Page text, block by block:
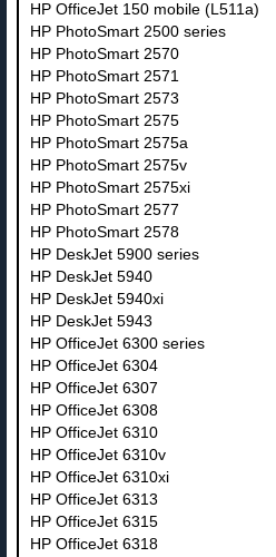
HP OfficeJet 150 mobile (L511a)
HP PhotoSmart 2500 series
HP PhotoSmart 2570
HP PhotoSmart 2571
HP PhotoSmart 2573
HP PhotoSmart 2575
HP PhotoSmart 2575a
HP PhotoSmart 2575v
HP PhotoSmart 2575xi
HP PhotoSmart 2577
HP PhotoSmart 2578
HP DeskJet 5900 series
HP DeskJet 5940
HP DeskJet 5940xi
HP DeskJet 5943
HP OfficeJet 6300 series
HP OfficeJet 6304
HP OfficeJet 6307
HP OfficeJet 6308
HP OfficeJet 6310
HP OfficeJet 6310v
HP OfficeJet 6310xi
HP OfficeJet 6313
HP OfficeJet 6315
HP OfficeJet 6318